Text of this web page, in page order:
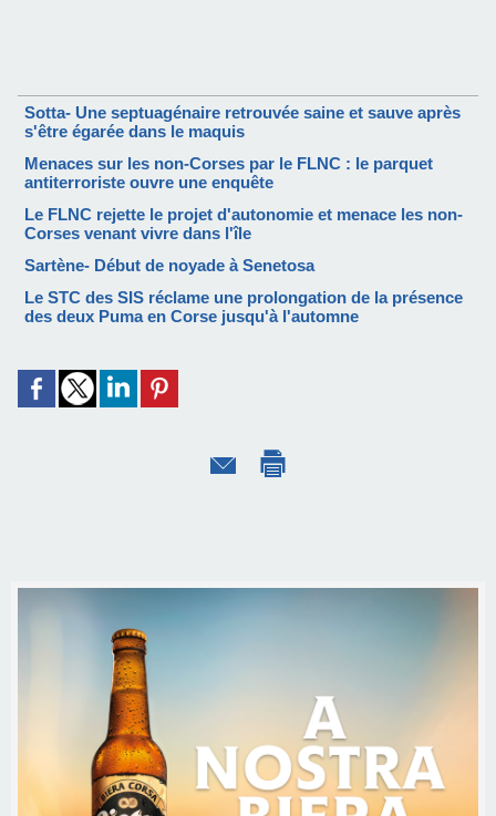
Sotta- Une septuagénaire retrouvée saine et sauve après
s'être égarée dans le maquis
Menaces sur les non-Corses par le FLNC : le parquet
antiterroriste ouvre une enquête
Le FLNC rejette le projet d'autonomie et menace les non-
Corses venant vivre dans l'île
Sartène- Début de noyade à Senetosa
Le STC des SIS réclame une prolongation de la présence
des deux Puma en Corse jusqu'à l'automne